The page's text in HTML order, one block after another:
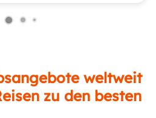
weltweit
zu den besten